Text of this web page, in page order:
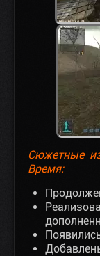
Сюжетные
Время: